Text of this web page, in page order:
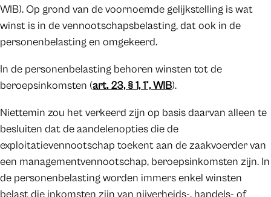
WIB). Op grond van de voornoemde gelijkstelling is wat
winst is in de vennootschapsbelasting, dat ook in de
personenbelasting en omgekeerd.
In de personenbelasting behoren winsten tot de
beroepsinkomsten (art. 23, § 1, 1°, WIB).
Niettemin zou het verkeerd zijn op basis daarvan alleen te
besluiten dat de aandelenopties die de
exploitatievennootschap toekent aan de zaakvoerder van
een managementvennootschap, beroepsinkomsten zijn. In
de personenbelasting worden immers enkel winsten
belast die inkomsten zijn van nijverheids-, handels- of